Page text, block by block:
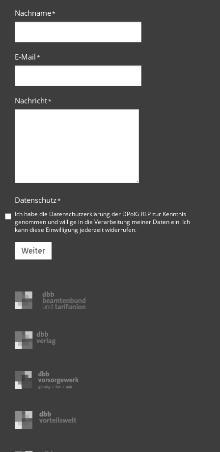
Nachname*
E-Mail*
Nachricht*
Datenschutz*
Ich habe die Datenschutzerklärung der DPolG RLPzur Kenntnis
genommen und willige in die Verarbeitung meiner Daten ein. Ich
kann diese Einwilligung jederzeit widerrufen.
Weiter